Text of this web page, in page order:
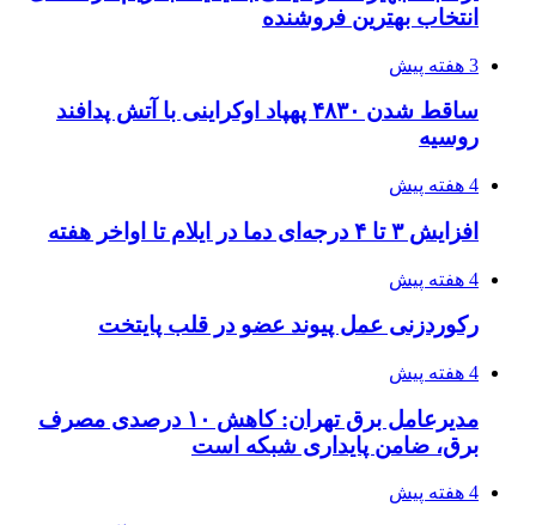
انتخاب بهترین فروشنده
3 هفته پیش
ساقط شدن ۴۸۳۰ پهپاد اوکراینی با آتش پدافند
روسیه
4 هفته پیش
افزایش ۳ تا ۴ درجه‌ای دما در ایلام تا اواخر هفته
4 هفته پیش
رکوردزنی عمل پیوند عضو در قلب پایتخت
4 هفته پیش
مدیرعامل برق تهران: کاهش ۱۰ درصدی مصرف
برق، ضامن پایداری شبکه است
4 هفته پیش